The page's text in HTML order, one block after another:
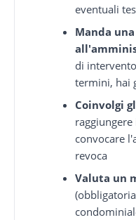
eventuali
Manda
di
termini, hai
Coinvolgi
convocare
revoca
Valuta un